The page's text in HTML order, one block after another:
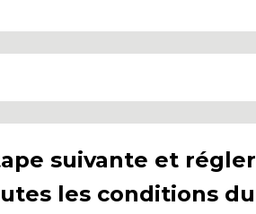
suivante et régler
les conditions du